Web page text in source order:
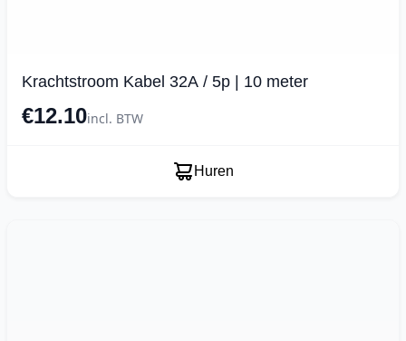
Krachtstroom Kabel 32A / 5p | 10 meter
€12.10incl. BTW
Huren